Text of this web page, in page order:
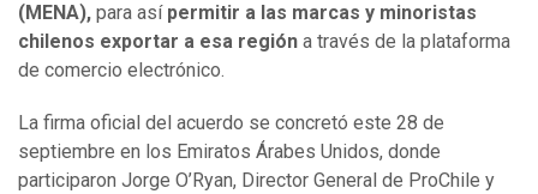
(MENA), para asípermitir a las marcas y minoristas
chilenos exportar a esa región a través de la plataforma
de comercio electrónico.
La firma oficial del acuerdo se concretó este 28 de
septiembre en los Emiratos Árabes Unidos, donde
participaron Jorge O’Ryan, Director General de ProChile y